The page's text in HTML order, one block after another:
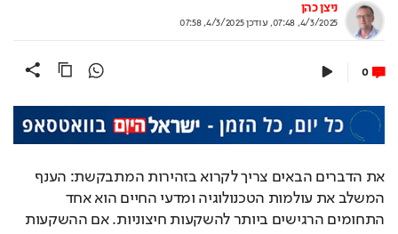
ניצן כהן
4/3/2025, 07:48
, עודכן4/3/2025, 07:58
0